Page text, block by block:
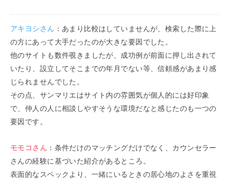
アキヨシ さん ： あまり比較はしていませんが、検索した際に上
の方にあって大手だったのが大きな要因でした。
他のサイトも数件覗きましたが、成功例が前面に押し出されて
いたり、設立してそこまでの年月でない等、信頼感があまり感
じられませんでした。
その点、サンマリエはサイト内の雰囲気が個人的には好印象
で、仲人の人に相談しやすそうな環境だなと感じたのも一つの
要因です。
モモコ さん ： 条件だけのマッチングだけでなく、カウンセラー
さんの経験に基づいた紹介があるところ。
表面的なスペックより、一緒にいるときの居心地のよさを重視